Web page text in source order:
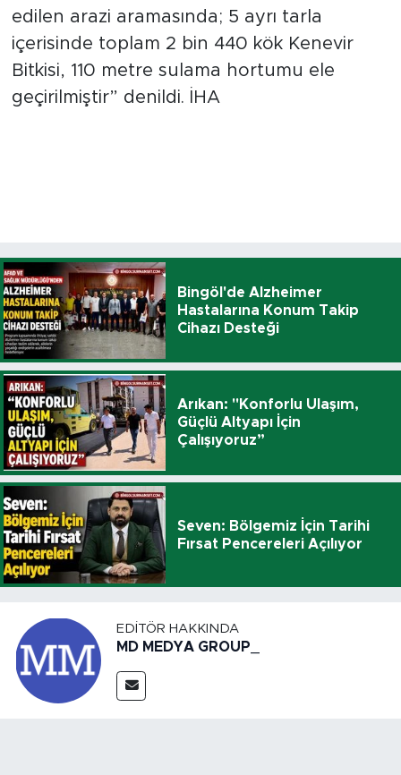
edilen arazi aramasında; 5 ayrı tarla
içerisinde toplam 2 bin 440 kök Kenevir
Bitkisi, 110 metre sulama hortumu ele
geçirilmiştir” denildi. İHA
Bingöl'de Alzheimer
Hastalarına Konum Takip
Cihazı Desteği
Arıkan: "Konforlu Ulaşım,
Güçlü Altyapı İçin
Çalışıyoruz”
Seven: Bölgemiz İçin Tarihi
Fırsat Pencereleri Açılıyor
EDITÖR HAKKINDA
MD MEDYA GROUP_